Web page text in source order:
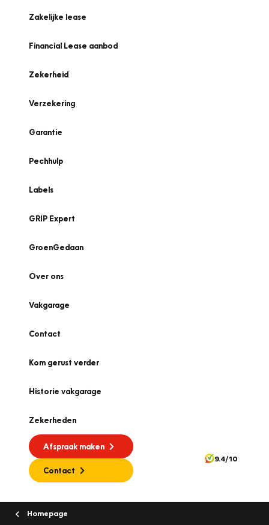
Zakelijke lease
Financial Lease aanbod
Zekerheid
Verzekering
Garantie
Pechhulp
Labels
GRIP Expert
GroenGedaan
Over ons
Vakgarage
Contact
Kom gerust verder
Historie vakgarage
Zekerheden
Afspraak maken
Contact
9.4/10
Homepage